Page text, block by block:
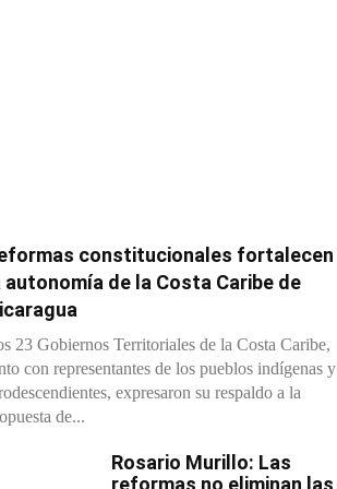
constitucionales fortalecen
autonomía de la Costa Caribe de
23 Gobiernos Territoriales de la Costa Caribe,
con representantes de los pueblos indígenas y
expresaron su respaldo a la
de...
Rosario Murillo: Las
reformas no eliminan las